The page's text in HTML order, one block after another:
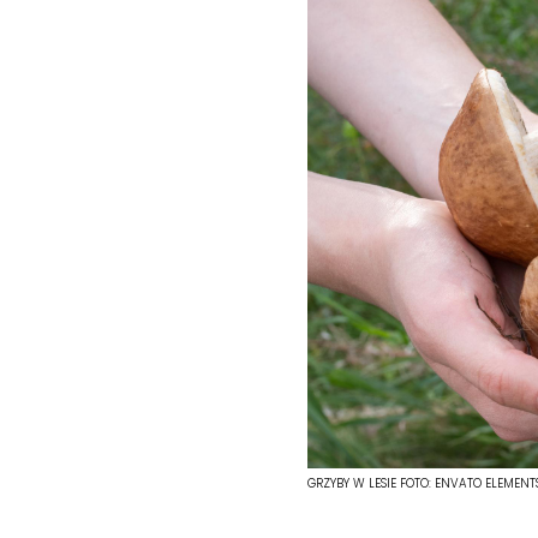
GRZYBY W LESIE FOTO: ENVATO